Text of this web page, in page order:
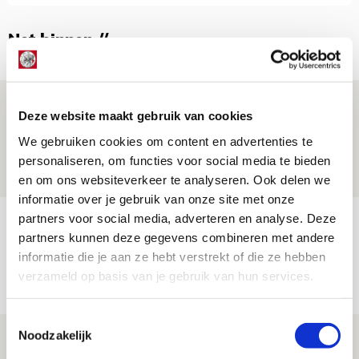
Deze website maakt gebruik van cookies
We gebruiken cookies om content en advertenties te
personaliseren, om functies voor social media te bieden
en om ons websiteverkeer te analyseren. Ook delen we
informatie over je gebruik van onze site met onze
partners voor social media, adverteren en analyse. Deze
partners kunnen deze gegevens combineren met andere
informatie die je aan ze hebt verstrekt of die ze hebben
verzameld op basis van je gebruik van hun services.
Noodzakelijk
Net binnen //
Drie dingen die je moet weten over PEC
Míchels elf: met welke formatie begin
jij aan nieuw eredivisieseizoen?
08 AUGUSTUS 2026 - 11:34
Spelen bij Jong Ajax of Ajax 1? Dat